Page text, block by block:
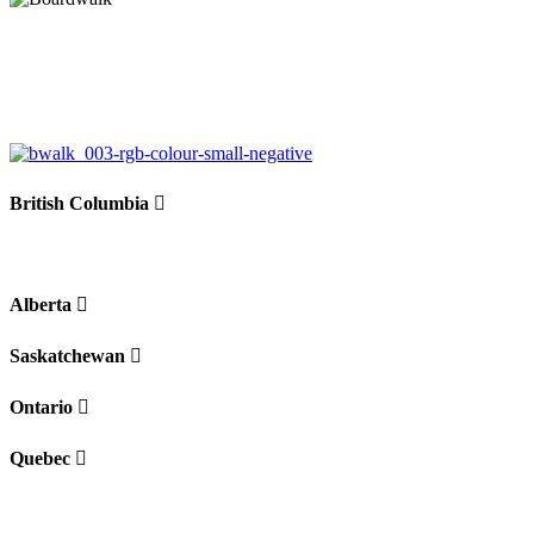
British Columbia
Alberta
Saskatchewan
Ontario
Quebec